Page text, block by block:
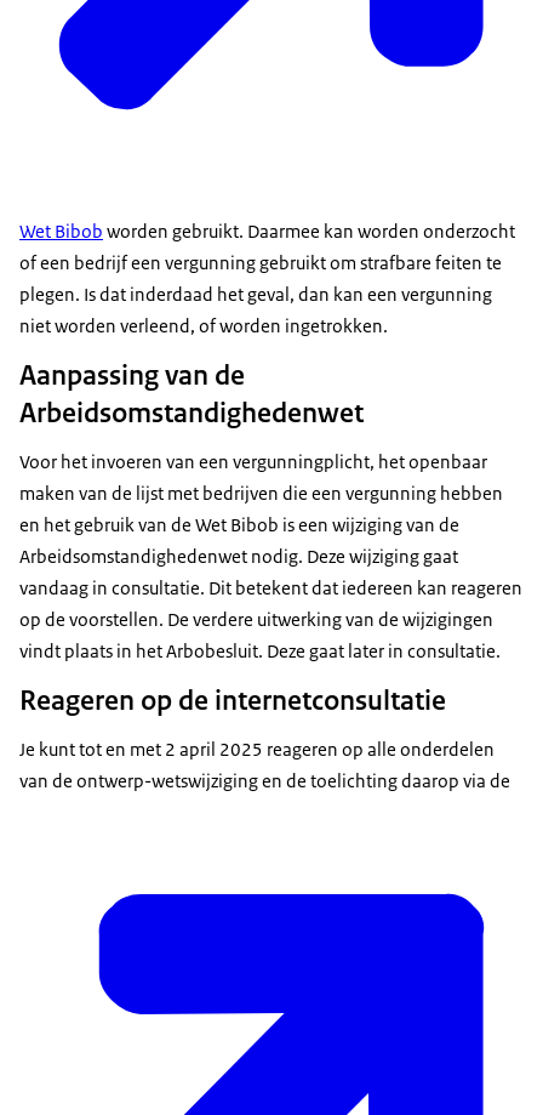
Wet Bibob worden gebruikt. Daarmee kan worden onderzocht
of een bedrijf een vergunning gebruikt om strafbare feiten te
plegen. Is dat inderdaad het geval, dan kan een vergunning
niet worden verleend, of worden ingetrokken.
Aanpassing van de
Arbeidsomstandighedenwet
Voor het invoeren van een vergunningplicht, het openbaar
maken van de lijst met bedrijven die een vergunning hebben
en het gebruik van de Wet Bibob is een wijziging van de
Arbeidsomstandighedenwet nodig. Deze wijziging gaat
vandaag in consultatie. Dit betekent dat iedereen kan reageren
op de voorstellen. De verdere uitwerking van de wijzigingen
vindt plaats in het Arbobesluit. Deze gaat later in consultatie.
Reageren op de internetconsultatie
Je kunt tot en met 2 april 2025 reageren op alle onderdelen
van de ontwerp-wetswijziging en de toelichting daarop via de